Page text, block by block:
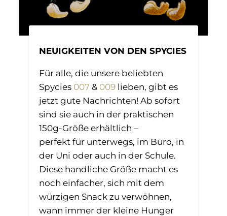
NEUIGKEITEN VON DEN SPYCIES
Für alle, die unsere beliebten
Spycies 007& 009lieben, gibt es
jetzt gute Nachrichten! Ab sofort
sind sie auch in der praktischen
150g-Größe erhältlich –
perfekt für unterwegs, im Büro, in
der Uni oder auch in der Schule.
Diese handliche Größe macht es
noch einfacher, sich mit dem
würzigen Snack zu verwöhnen,
wann immer der kleine Hunger